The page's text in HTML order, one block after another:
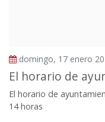
domingo, 17 enero
El horario de
El horario de
14 horas